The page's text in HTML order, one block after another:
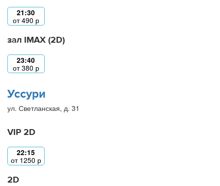
21:30
от490 р
зал IMAX (2D)
23:40
от380 р
Уссури
ул. Светланская, д. 31
VIP 2D
22:15
от 1250 р
2D